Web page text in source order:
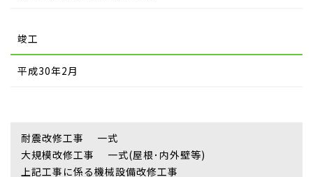
竣工
平成30年2月
耐震改修工事 一式
大規模改修工事 一式(屋根･内外壁等)
上記工事に係る機械設備改修工事